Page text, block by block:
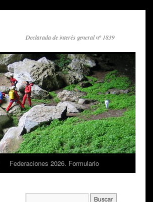
Declarada de interés general nº 1839
Federaciones 2026. Formulario